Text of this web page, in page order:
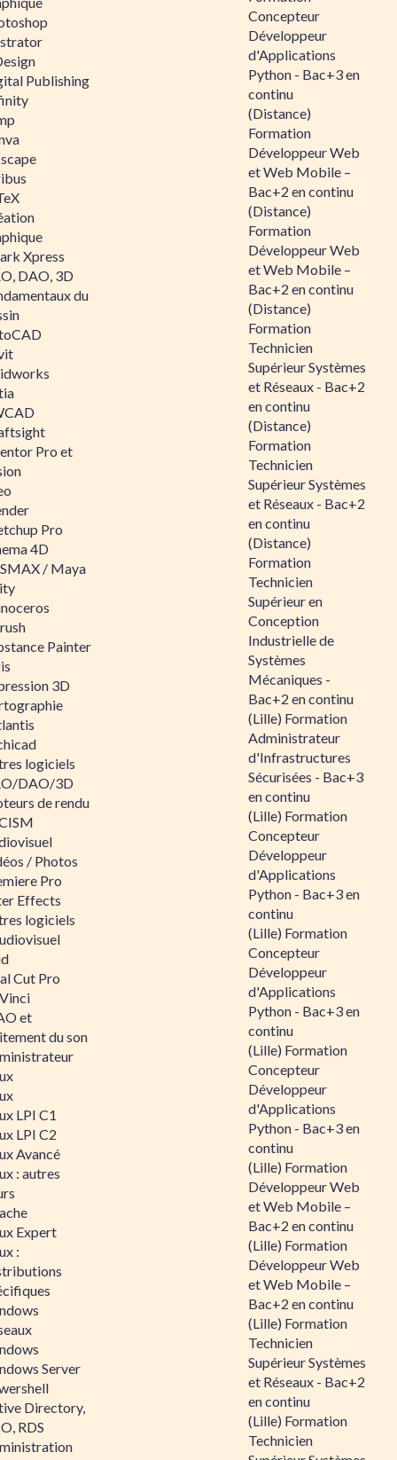
Publishing
Xpress
DAO, 3D
du
Pro et
Pro
4D
/ Maya
Painter
3D
logiciels
DAO/3D
de rendu
/ Photos
Pro
Effects
logiciels
Cut Pro
et
du son
LPI C1
LPI C2
Avancé
: autres
Expert
:
Server
Directory,
RDS
Concepteur
Développeur
d'Applications
Python - Bac+3 en
continu
(Distance)
Formation
Développeur Web
et Web Mobile –
Bac+2 en continu
(Distance)
Formation
Développeur Web
et Web Mobile –
Bac+2 en continu
(Distance)
Formation
Technicien
Supérieur Systèmes
et Réseaux - Bac+2
en continu
(Distance)
Formation
Technicien
Supérieur Systèmes
et Réseaux - Bac+2
en continu
(Distance)
Formation
Technicien
Supérieur en
Conception
Industrielle de
Systèmes
Mécaniques -
Bac+2 en continu
(Lille) Formation
Administrateur
d'Infrastructures
Sécurisées - Bac+3
en continu
(Lille) Formation
Concepteur
Développeur
d'Applications
Python - Bac+3 en
continu
(Lille) Formation
Concepteur
Développeur
d'Applications
Python - Bac+3 en
continu
(Lille) Formation
Concepteur
Développeur
d'Applications
Python - Bac+3 en
continu
(Lille) Formation
Développeur Web
et Web Mobile –
Bac+2 en continu
(Lille) Formation
Développeur Web
et Web Mobile –
Bac+2 en continu
(Lille) Formation
Technicien
Supérieur Systèmes
et Réseaux - Bac+2
en continu
(Lille) Formation
Technicien